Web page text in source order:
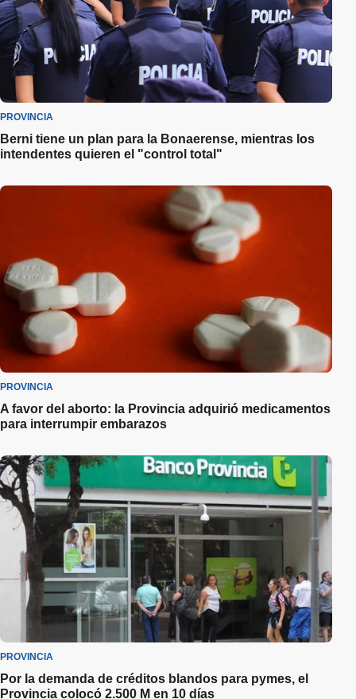
PROVINCIA
Berni tiene un plan para la Bonaerense, mientras los
intendentes quieren el "control total"
PROVINCIA
A favor del aborto: la Provincia adquirió medicamentos
para interrumpir embarazos
PROVINCIA
Por la demanda de créditos blandos para pymes, el
Provincia colocó 2.500 M en 10 días